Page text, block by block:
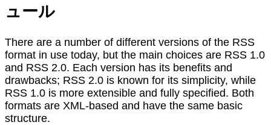
ュール
There are a number of different versions of the RSS
format in use today, but the main choices are RSS 1.0
and RSS 2.0. Each version has its benefits and
drawbacks; RSS 2.0 is known for its simplicity, while
RSS 1.0 is more extensible and fully specified. Both
formats are XML-based and have the same basic
structure.